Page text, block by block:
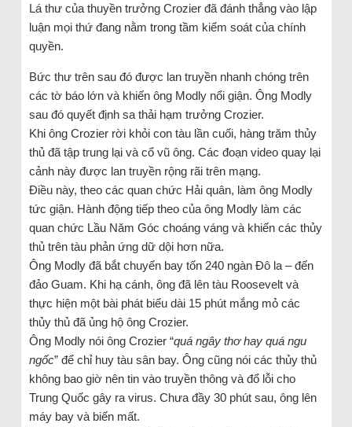
Lá thư của thuyền trưởng Crozier đã đánh thẳng vào lập
luận mọi thứ đang nằm trong tầm kiểm soát của chính
quyền.
Bức thư trên sau đó được lan truyền nhanh chóng trên
các tờ báo lớn và khiến ông Modly nổi giận. Ông Modly
sau đó quyết định sa thải hạm trưởng Crozier.
Khi ông Crozier rời khỏi con tàu lần cuối, hàng trăm thủy
thủ đã tập trung lại và cổ vũ ông. Các đoạn video quay lại
cảnh này được lan truyền rộng rãi trên mạng.
Điều này, theo các quan chức Hải quân, làm ông Modly
tức giận. Hành động tiếp theo của ông Modly làm các
quan chức Lầu Năm Góc choáng váng và khiến các thủy
thủ trên tàu phản ứng dữ dội hơn nữa.
Ông Modly đã bắt chuyến bay tốn 240 ngàn Đô la – đến
đảo Guam. Khi hạ cánh, ông đã lên tàu Roosevelt và
thực hiện một bài phát biểu dài 15 phút mắng mỏ các
thủy thủ đã ủng hộ ông Crozier.
Ông Modly nói ông Crozier “quá ngây thơ hay quá ngu
ngốc” để chỉ huy tàu sân bay. Ông cũng nói các thủy thủ
không bao giờ nên tin vào truyền thông và đổ lỗi cho
Trung Quốc gây ra virus. Chưa đầy 30 phút sau, ông lên
máy bay và biến mất.